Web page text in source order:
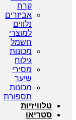
קרח
אביזרים
נלווים
למוצרי
חשמל
מכונות
גילוח
מסירי
שיער
מכונות
תספורת
טלוויזיות
סטריאו